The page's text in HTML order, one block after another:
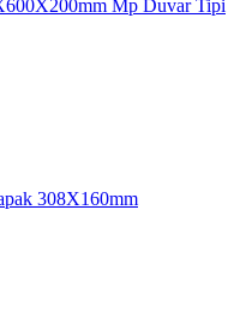
Mp Duvar Tipi
308X160mm